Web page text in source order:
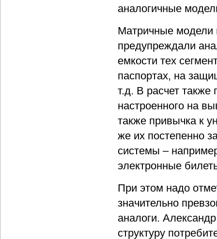
аналогичные
Матричные модели
предупреждали
емкости тех
паспортах, на
т.д. В расчет
настроенного на
также привычка к
же их постепенно
системы –
электронные
При этом надо
значительно
аналоги.
структуру